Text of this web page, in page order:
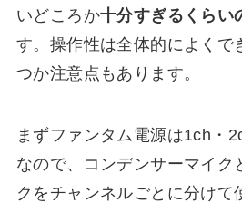
いどころか十分すぎるくらい
す。操作性は全体的によくで
つか注意点もあります。
まずファンタム電源は1ch・
なので、コンデンサーマイク
クをチャンネルごとに分けて